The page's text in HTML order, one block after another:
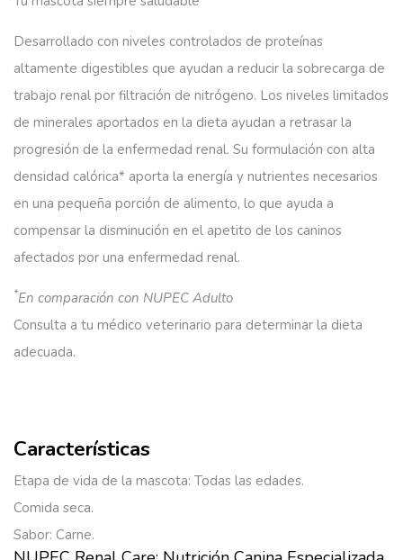
Desarrollado con niveles controlados de proteínas
altamente digestibles que ayudan a reducir la sobrecarga de
trabajo renal por filtración de nitrógeno. Los niveles limitados
de minerales aportados en la dieta ayudan a retrasar la
progresión de la enfermedad renal. Su formulación con alta
densidad calórica* aporta la energía y nutrientes necesarios
en una pequeña porción de alimento, lo que ayuda a
compensar la disminución en el apetito de los caninos
afectados por una enfermedad renal.
*En comparación con NUPEC Adulto
Consulta a tu médico veterinario para determinar la dieta
adecuada.
Características
Etapa de vida de la mascota: Todas las edades.
Comida seca.
Sabor: Carne.